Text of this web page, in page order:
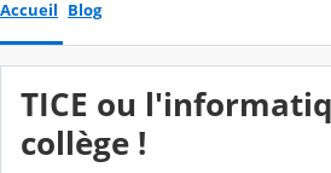
Accueil Blog
TICE ou
collège !